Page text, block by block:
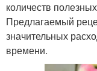
количеств
Предлагаемый
значительных
времени.